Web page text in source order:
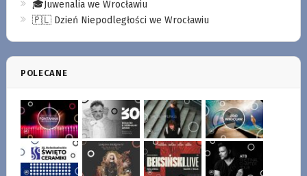
🎓Juwenalia we Wrocławiu
🇵🇱 Dzień Niepodległości we Wrocławiu
POLECANE